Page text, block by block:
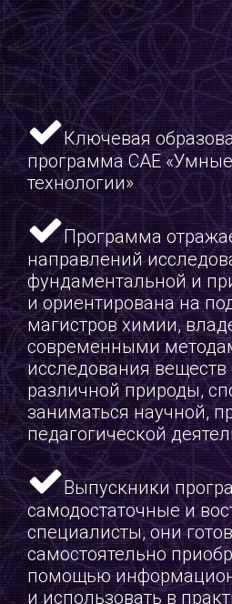
Ключевая
программа САЕ
технологии»
Программа
направлений
фундаментальной и
и ориентирована на
магистров химии,
современными
исследования
различной природы,
заниматься научной,
педагогической
Выпускники
самодостаточные и
специалисты, они
самостоятельно
помощью
и использовать в